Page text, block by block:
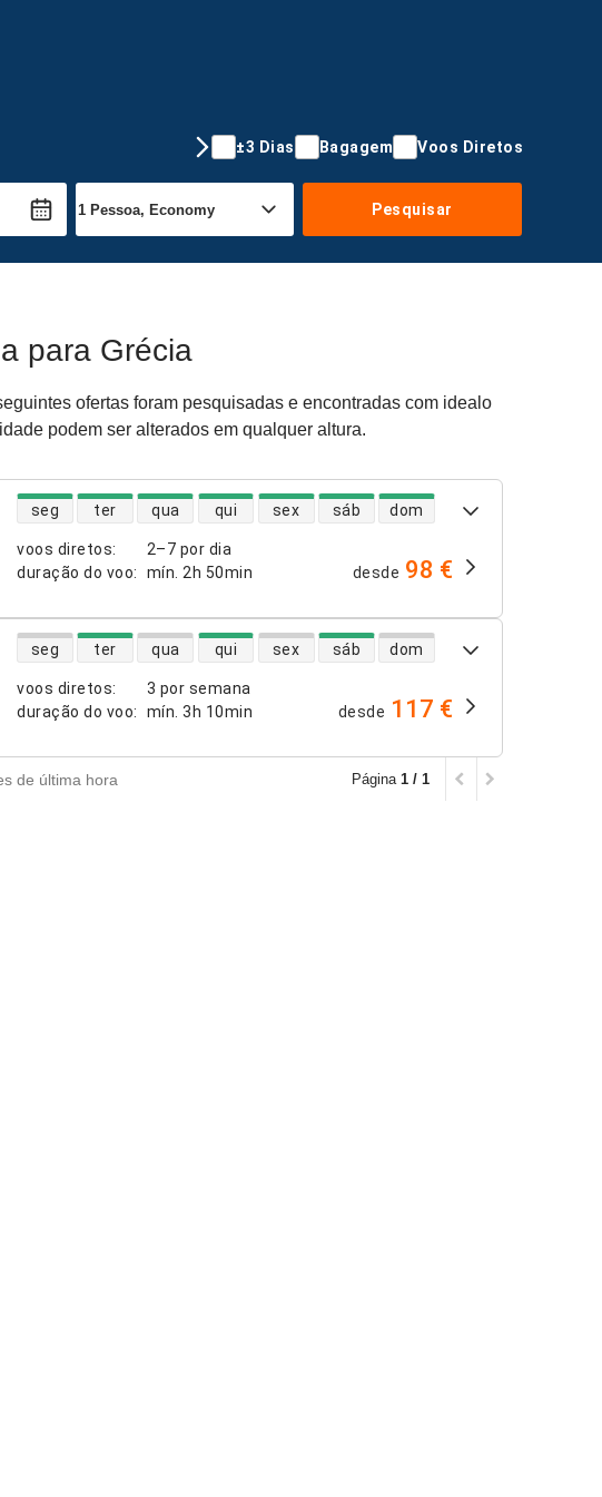
±3 Dias Bagagem Voos Diretos
Pesquisar
para Grécia
ofertas foram pesquisadas e encontradas com idealo
podem ser alterados em qualquer altura.
voos diretos:
2–7 por dia
duração do voo: mín. 2h 50min
disponibilidade de voos diretos
seg ter qua qui sex sáb dom
desde 98 €
voos diretos:
3 por semana
duração do voo: mín. 3h 10min
disponibilidade de voos diretos
seg ter qua qui sex sáb dom
desde 117 €
de última hora Página 1 / 1